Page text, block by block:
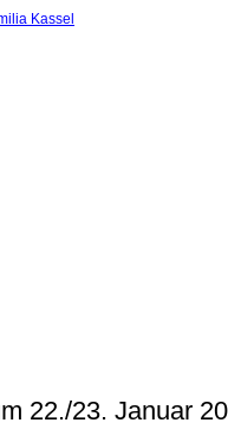
22./23. Januar